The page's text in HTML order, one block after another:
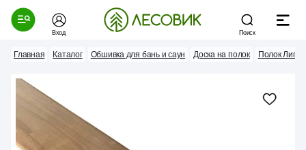
Вход Поиск
Главная Каталог Обшивка для бань и саун Доска на полок Полок Липа